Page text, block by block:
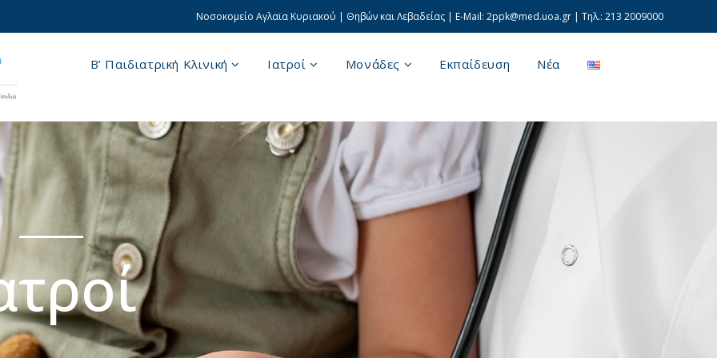
Νοσοκομείο Αγλαϊα Κυριακού | Θηβών και Λεβαδείας | E-Mail: 2ppk@med.uoa.gr| Τηλ.: 213 2009000
B’ Παιδιατρική Κλινική Ιατροί Μονάδες Εκπαίδευση Νέα